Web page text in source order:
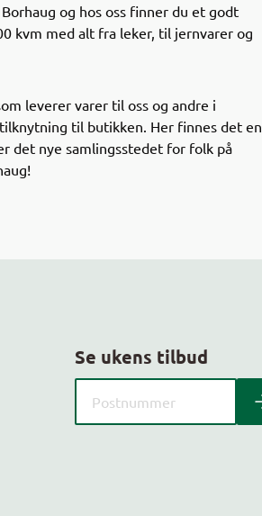
og hos oss finner du et godt
kvm med alt fra leker, til jernvarer og
leverer varer til oss og andre i
til butikken. Her finnes det en
det nye samlingsstedet for folk på
Se ukens tilbud